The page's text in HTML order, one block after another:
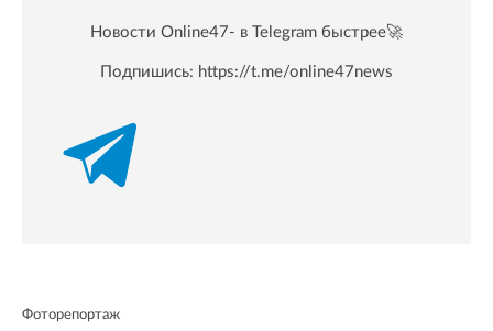
Новости Online47- в Telegram быстрее🚀
Подпишись: https://t.me/online47news
Фоторепортаж